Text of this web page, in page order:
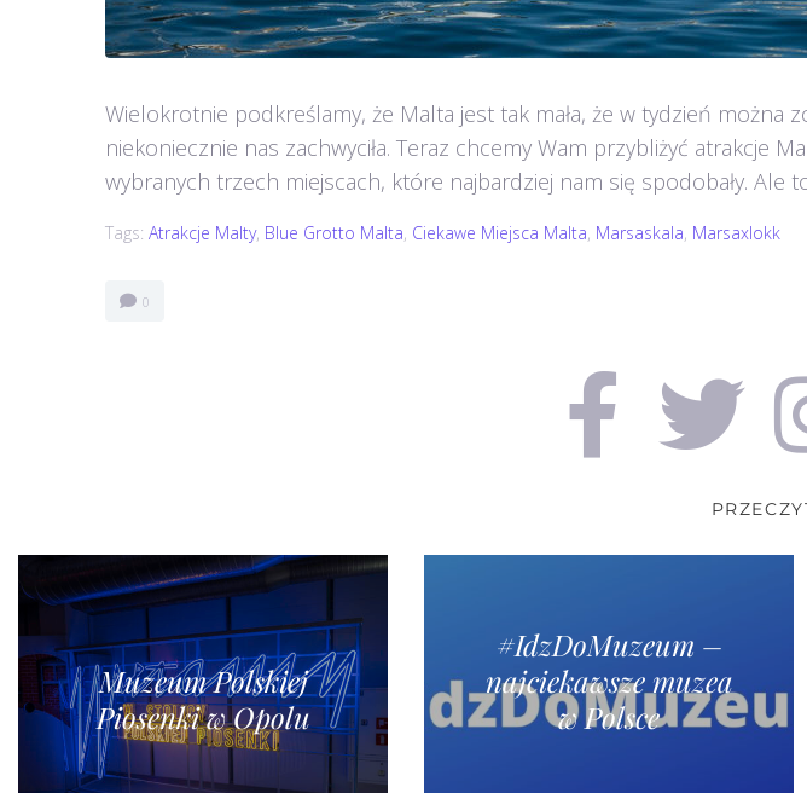
Wielokrotnie podkreślamy, że Malta jest tak mała, że w tydzień
niekoniecznie nas zachwyciła. Teraz chcemy Wam przybliżyć atrakcje
wybranych trzech miejscach, które najbardziej nam się spodobały. Ale
Tags: Atrakcje Malty, Blue Grotto Malta, Ciekawe Miejsca Malta, Marsaskala, Marsaxlokk
0
Muzeum Polskiej
Piosenki w Opolu
#IdzDoMuzeum –
najciekawsze muzea
w Polsce